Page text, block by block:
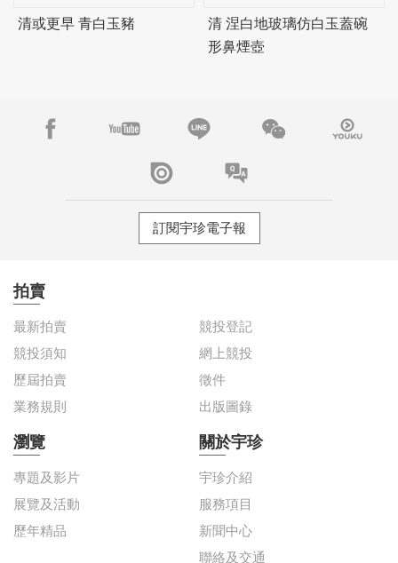
清或更早 青白玉豬
清 涅白地玻璃仿白玉蓋碗
形鼻煙壺
訂閱宇珍電子報
拍賣
最新拍賣
競投登記
競投須知
網上競投
歷屆拍賣
徵件
業務規則
出版圖錄
瀏覽
專題及影片
展覽及活動
歷年精品
關於宇珍
宇珍介紹
服務項目
新聞中心
聯絡及交通